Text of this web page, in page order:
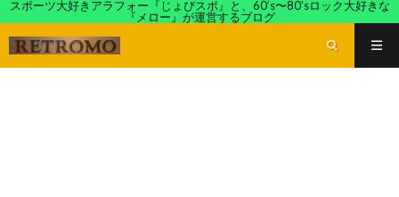
スポーツ大好きアラフォー『じょびスポ』と、60’s〜80’sロック大好きな
『メロー』が運営するブログ